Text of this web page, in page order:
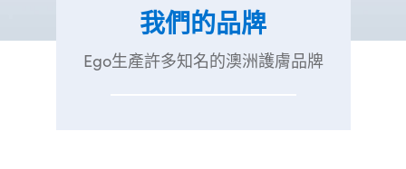
我們的品牌
Ego生產許多知名的澳洲護膚品牌